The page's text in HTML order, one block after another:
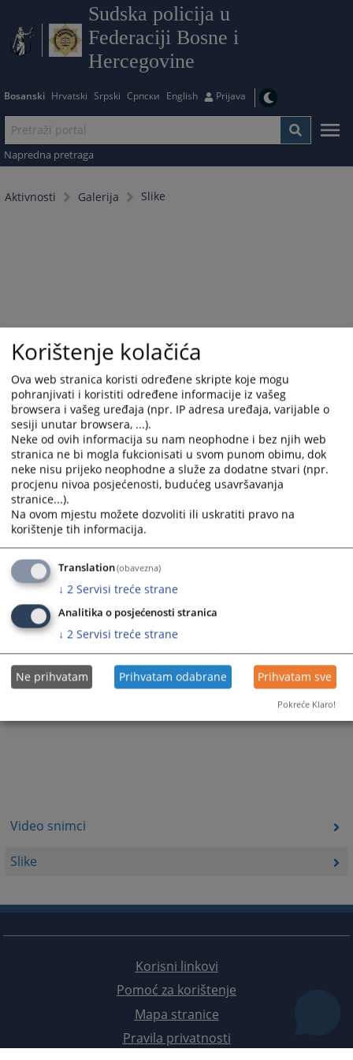
Sudska policija u
Federaciji Bosne i
Hercegovine
Bosanski Hrvatski Srpski Српски English Prijava
Napredna pretraga
Aktivnosti Galerija Slike
Video snimci
Slike
Trenutno nema vijesti
Korisni linkovi
Pomoć za korištenje
Mapa stranice
Pravila privatnosti
Korištenje kolačića
Ova web stranica koristi određene skripte koje mogu
pohranjivati i koristiti određene informacije iz vašeg
browsera i vašeg uređaja (npr. IP adresa uređaja, varijable o
sesiji unutar browsera, ...).
Neke od ovih informacija su nam neophodne i bez njih web
stranica ne bi mogla fukcionisati u svom punom obimu, dok
neke nisu prijeko neophodne a služe za dodatne stvari (npr.
procjenu nivoa posjećenosti, budućeg usavršavanja
stranice...).
Na ovom mjestu možete dozvoliti ili uskratiti pravo na
korištenje tih informacija.
Translation(obavezna)
↓ 2 Servisi treće strane
Analitika o posjećenosti stranica
↓ 2 Servisi treće strane
Ne prihvatam Prihvatam odabrane Prihvatam sve
Pokreće Klaro!